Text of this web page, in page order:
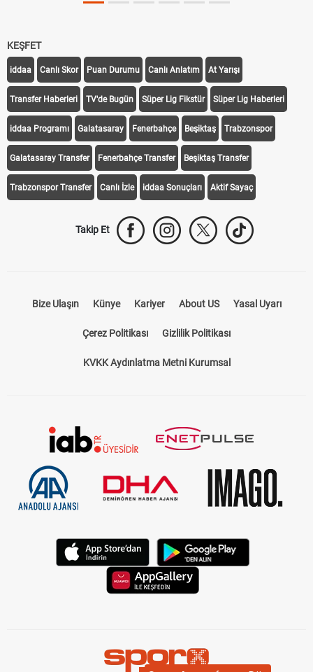
KEŞFET
iddaa Canlı Skor Puan Durumu Canlı Anlatım At Yarışı
Transfer Haberleri TV'de Bugün Süper Lig Fikstür Süper Lig Haberleri
iddaa Programı Galatasaray Fenerbahçe Beşiktaş Trabzonspor
Galatasaray Transfer Fenerbahçe Transfer Beşiktaş Transfer
Trabzonspor Transfer Canlı İzle iddaa Sonuçları Aktif Sayaç
Takip Et
Bize Ulaşın Künye Kariyer About US Yasal Uyarı
Çerez Politikası Gizlilik Politikası
KVKK Aydınlatma Metni Kurumsal